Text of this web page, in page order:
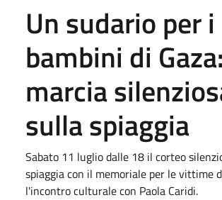
Un sudario per i
bambini di Gaza:
marcia
sulla spiaggia
Sabato 11 luglio dalle 18 il corteo
spiaggia con il memoriale per le vittime
l'incontro culturale con Paola Caridi.